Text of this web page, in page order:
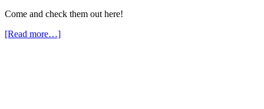
Come and check them out here!
[Read more…]